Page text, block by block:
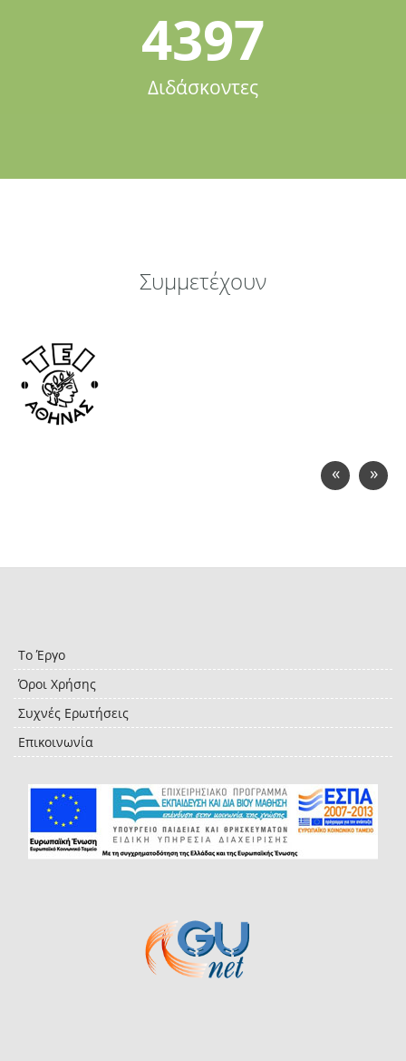
4397
Διδάσκοντες
Συμμετέχουν
« »
Το Έργο
Όροι Χρήσης
Συχνές Ερωτήσεις
Επικοινωνία